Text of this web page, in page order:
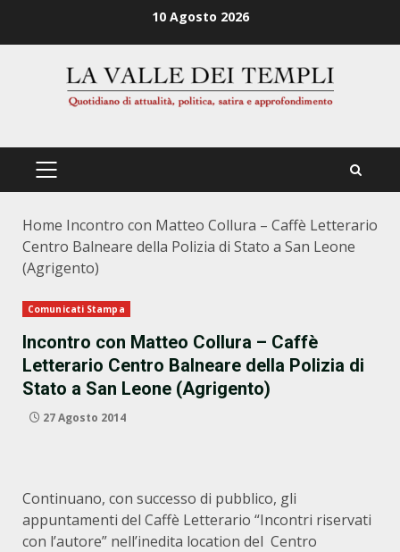
10 Agosto 2026
PRIMÄRES
Home Incontro con Matteo Collura – Caffè Letterario
Centro Balneare della Polizia di Stato a San Leone
(Agrigento)
Comunicati Stampa
Incontro con Matteo Collura – Caffè
Letterario Centro Balneare della Polizia di
Stato a San Leone (Agrigento)
27 Agosto 2014
Continuano, con successo di pubblico, gli
appuntamenti del Caffè Letterario “Incontri riservati
con l’autore” nell’inedita location del Centro